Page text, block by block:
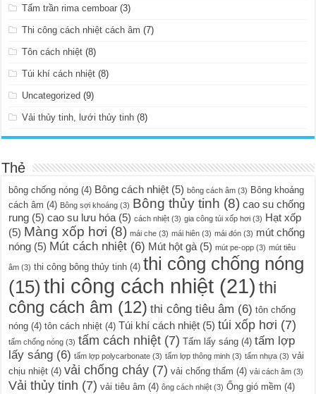
Tấm trần rima cemboar (3)
Thi công cách nhiệt cách âm (7)
Tôn cách nhiệt (8)
Túi khí cách nhiệt (8)
Uncategorized (9)
Vải thủy tinh, lưới thủy tinh (8)
Thẻ
bông chống nóng (4) Bông cách nhiệt (5) bông cách âm (3) Bông khoáng
cách âm (4) Bông sợi khoáng (3) Bông thủy tinh (8) cao su chống
rung (5) cao su lưu hóa(5) cách nhiệt (3) gia công túi xốp hơi (3) Hạt xốp
(5) Màng xốp hơi (8) mái che (3) mái hiên (3) mái đón (3) mút chống
nóng (5) Mút cách nhiệt (6) Mút hột gà(5) mút pe-opp (3) mút tiêu
âm (3) thi công bông thủy tinh (4) thi công chống nóng
(15) thi công cách nhiệt (21) thi
công cách âm (12) thi công tiêu âm (6) tôn chống
nóng (4) tôn cách nhiệt (4) Túi khí cách nhiệt (5) túi xốp hơi (7)
tấm chống nóng (3) tấm cách nhiệt (7) Tấm lấy sáng (4) tấm lợp
lấy sáng (6) tấm lợp polycarbonate (3) tấm lợp thông minh (3) tấm nhựa (3) vải
chịu nhiệt (4) vải chống cháy (7) vải chống thấm (4) vải cách âm (3)
Vải thủy tinh (7) vải tiêu âm (4) ông cách nhiệt (3) Ống gió mềm (4)